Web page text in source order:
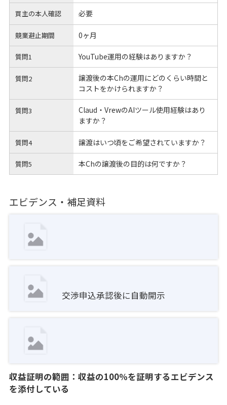
買主の本人確認 必要
競業避止期間 0ヶ月
質問1 YouTube運用の経験はありますか？
質問2
譲渡後の本Chの運用にどのくらい時間と
コストをかけられますか？
質問3
Claud・VrewのAIツール使用経験はあり
ますか？
質問4 譲渡はいつ頃をご希望されていますか？
質問5 本Chの譲渡後の目的は何ですか？
エビデンス・補足資料
交渉申込承認後に自動開示
収益証明の範囲：収益の100％を証明するエビデンス
を添付している